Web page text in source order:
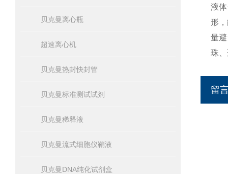
贝克曼离心瓶
超速离心机
贝克曼热封快封管
贝克曼标准测试试剂
贝克曼稀释液
贝克曼流式细胞仪鞘液
贝克曼DNA纯化试剂盒
液
形
量
珠
留